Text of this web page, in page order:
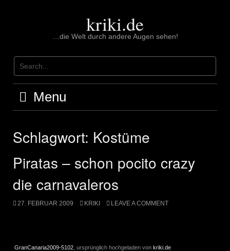
kriki.de
…die Welt durch andere Augen sehen!
Menu
Schlagwort: Kostüme
Piratas – schon pocito crazy
die carnavaleros
27. FEBRUAR 2009 KRIKI LEAVE A COMMENT
GranCanaria2009-5102 , ursprünglich hochgeladen von kriki.de